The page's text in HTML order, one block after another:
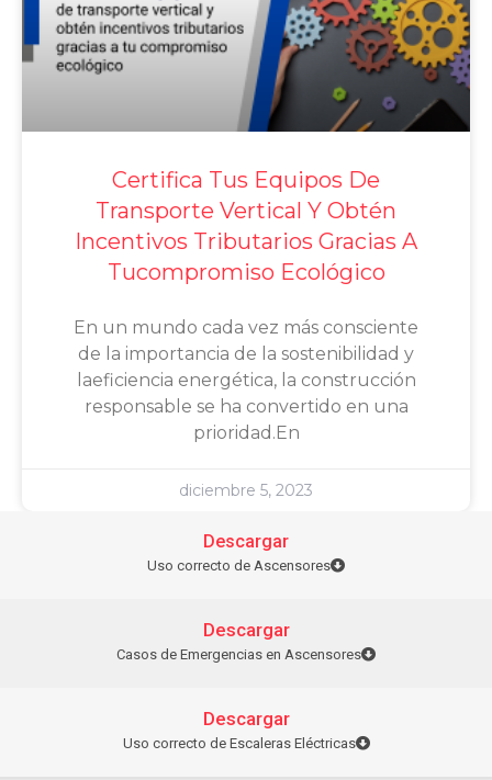
Certifica Tus Equipos De
Transporte Vertical Y Obtén
Incentivos Tributarios Gracias A
Tucompromiso Ecológico
En un mundo cada vez más consciente
de la importancia de la sostenibilidad y
laeficiencia energética, la construcción
responsable se ha convertido en una
prioridad.En
diciembre 5, 2023
Descargar
Uso correcto de Ascensores
Descargar
Casos de Emergencias en Ascensores
Descargar
Uso correcto de Escaleras Eléctricas